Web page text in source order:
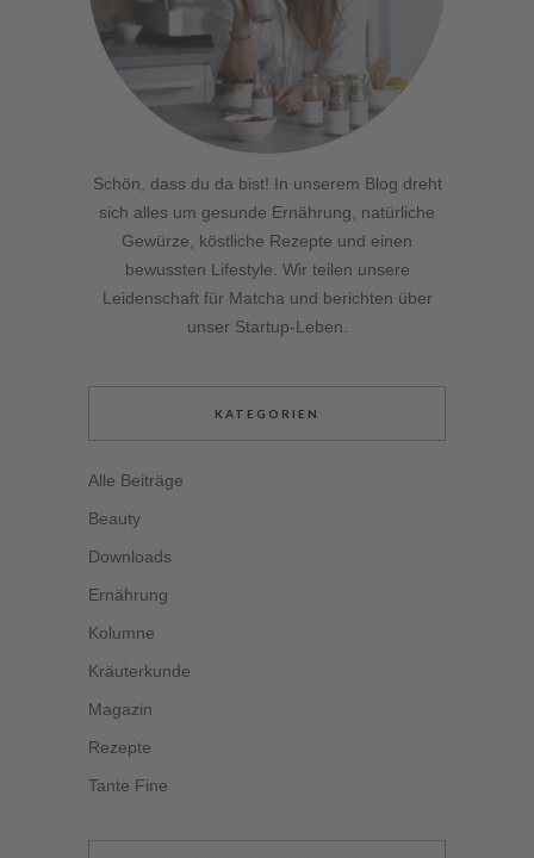
Schön, dass du da bist! In unserem Blog dreht
sich alles um gesunde Ernährung, natürliche
Gewürze, köstliche Rezepte und einen
bewussten Lifestyle. Wir teilen unsere
Leidenschaft für Matcha und berichten über
unser Startup-Leben.
KATEGORIEN
Alle Beiträge
Beauty
Downloads
Ernährung
Kolumne
Kräuterkunde
Magazin
Rezepte
Tante Fine